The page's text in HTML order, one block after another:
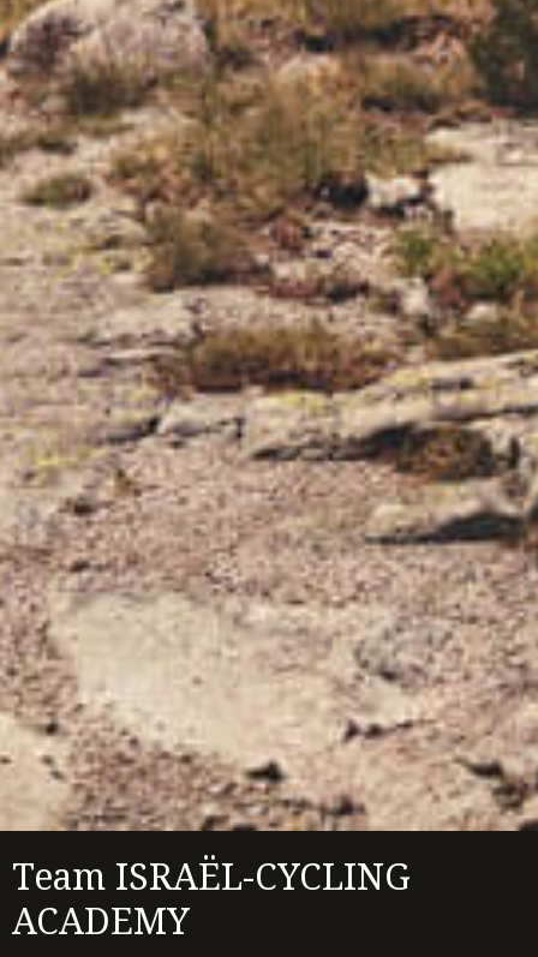
Team ISRAËL-CYCLING
ACADEMY